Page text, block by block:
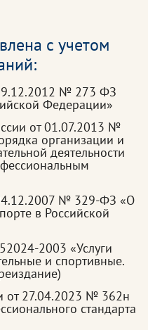
с учетом
№ 273 ФЗ
Федерации»
от 01.07.2013 №
организации и
деятельности
№ 329-ФЗ «О
в Российской
2003 «Услуги
и спортивные.
от 27.04.2023 № 362н
стандарта